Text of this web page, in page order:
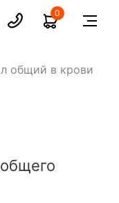
0
общий в крови